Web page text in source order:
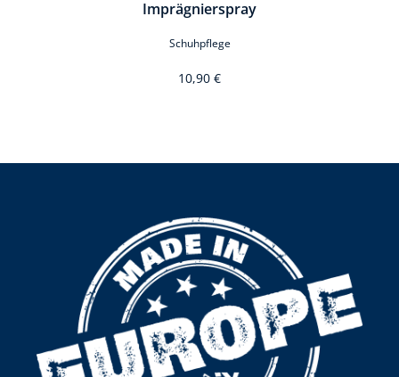
Imprägnierspray
Schuhpflege
10,90 €